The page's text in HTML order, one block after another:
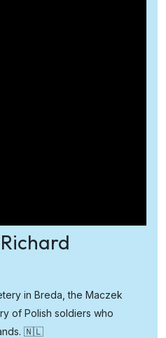
in Breda, the Maczek
of Polish soldiers who
🇳🇱